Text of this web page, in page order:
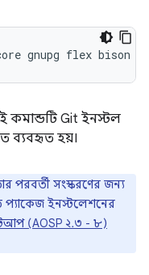
gnupg flex bison
Git ইনস্টল
ব্যবহৃত হয়।
পরবর্তী সংস্করণের জন্য
প্যাকেজ ইনস্টলেশনের
(AOSP ২.৩ - ৮)